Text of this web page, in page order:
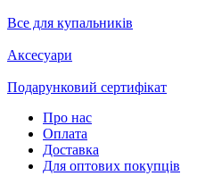
Все для купальників
Аксесуари
Подарунковий сертифікат
Про нас
Оплата
Доставка
Для оптових покупців